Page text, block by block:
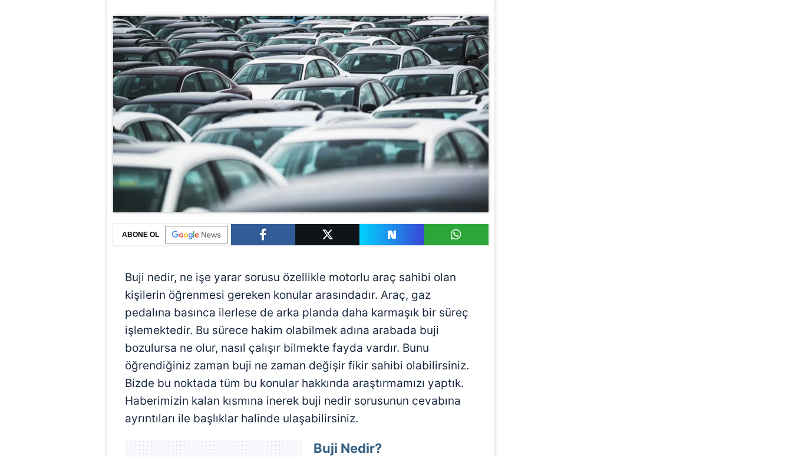
ABONE OL
Buji nedir, ne işe yarar sorusu özellikle motorlu araç sahibi olan
kişilerin öğrenmesi gereken konular arasındadır. Araç, gaz
pedalına basınca ilerlese de arka planda daha karmaşık bir süreç
işlemektedir. Bu sürece hakim olabilmek adına arabada buji
bozulursa ne olur, nasıl çalışır bilmekte fayda vardır. Bunu
öğrendiğiniz zaman buji ne zaman değişir fikir sahibi olabilirsiniz.
Bizde bu noktada tüm bu konular hakkında araştırmamızı yaptık.
Haberimizin kalan kısmına inerek buji nedir sorusunun cevabına
ayrıntıları ile başlıklar halinde ulaşabilirsiniz.
Buji Nedir?